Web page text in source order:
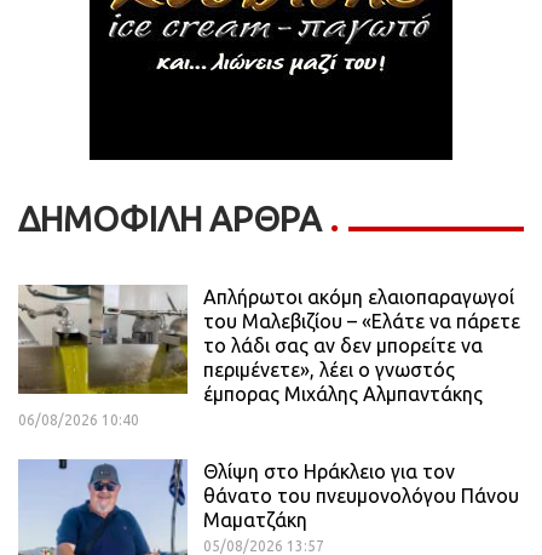
ΔΗΜΟΦΙΛΗ ΑΡΘΡΑ
Απλήρωτοι ακόμη ελαιοπαραγωγοί
του Μαλεβιζίου – «Ελάτε να πάρετε
το λάδι σας αν δεν μπορείτε να
περιμένετε», λέει ο γνωστός
έμπορας Μιχάλης Αλμπαντάκης
06/08/2026 10:40
Θλίψη στο Ηράκλειο για τον
θάνατο του πνευμονολόγου Πάνου
Μαματζάκη
05/08/2026 13:57